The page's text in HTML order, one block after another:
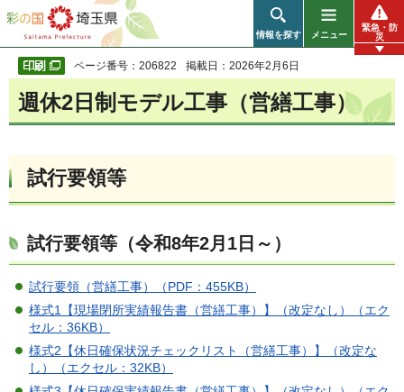
彩の国 埼玉県
情報を探す メニュー
緊急・防
災
ページ番号：206822 掲載日：2026年2月6日
週休2日制モデル工事（営繕工事）
試行要領等
試行要領等（令和8年2月1日～）
試行要領（営繕工事）（PDF：455KB）
様式1【現場閉所実績報告書（営繕工事）】（改定なし）（エク
セル：36KB）
様式2【休日確保状況チェックリスト（営繕工事）】（改定な
し）（エクセル：32KB）